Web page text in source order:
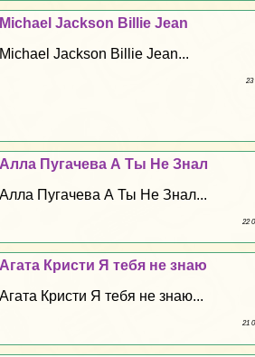
Michael Jackson Billie Jean
Michael Jackson Billie Jean...
23
Алла Пугачева А Ты Не Знал
Алла Пугачева А Ты Не Знал...
22
Агата Кристи Я тебя не знаю
Агата Кристи Я тебя не знаю...
21